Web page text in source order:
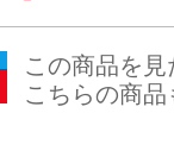
この商品を見
こちらの商